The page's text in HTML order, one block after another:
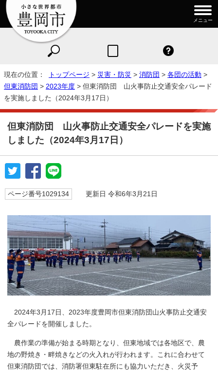
メニュー
現在の位置： トップページ > 災害・防災 > 消防団 > 各団の活動 >
但東消防団 > 2023年度 > 但東消防団 山火事防止交通安全パレード
を実施しました（2024年3月17日）
但東消防団 山火事防止交通安全パレードを実施
しました（2024年3月17日）
ページ番号1029134 更新日 令和6年3月21日
2024年3月17日、2023年度豊岡市但東消防団山火事防止交通安
全パレードを開催しました。
農作業の準備が始まる時期となり、但東地域では各地区で、農
地の野焼き・畔焼きなどの火入れが行われます。これに合わせて
但東消防団では、消防署但東駐在所にも協力いただき、火災予